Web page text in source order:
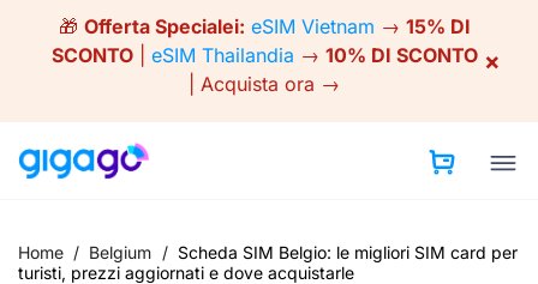
content
🎁 Offerta Specialei: eSIM Vietnam → 15% DI
SCONTO| eSIM Thailandia → 10% DI SCONTO
Acquista ora →
×
Home / Belgium / Scheda SIM Belgio: le migliori SIM card per
turisti, prezzi aggiornati e dove acquistarle